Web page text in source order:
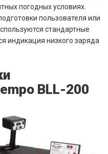
погодных условиях.
пользователя или
стандартные
индикация низкого заряда
BLL-200